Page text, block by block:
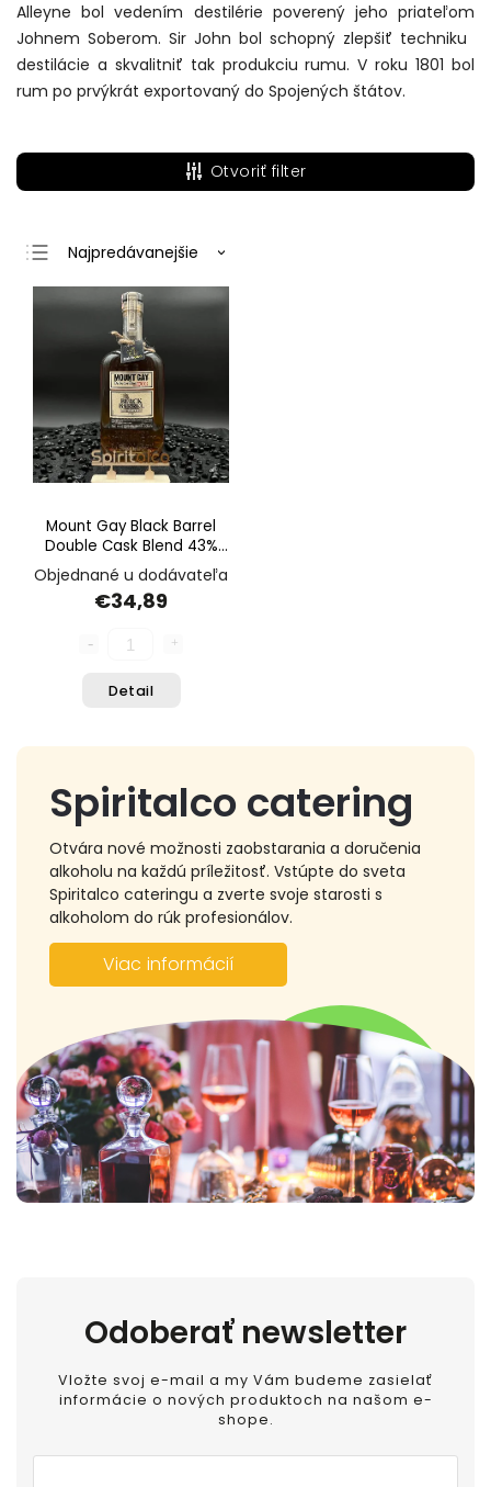
Alleyne bol vedením destilérie poverený jeho priateľom
Johnem Soberom. Sir John bol schopný zlepšiť techniku ​​
destilácie a skvalitniť tak produkciu rumu. V roku 1801 bol
rum po prvýkrát exportovaný do Spojených štátov.
Otvoriť filter
Najpredávanejšie
Najlacnejšie
Najdrahšie
Abecedne
Mount Gay Black Barrel
Double Cask Blend 43%
Objednané u dodávateľa
€34,89
Detail
Spiritalco catering
Otvára nové možnosti zaobstarania a doručenia
alkoholu na každú príležitosť. Vstúpte do sveta
Spiritalco cateringu a zverte svoje starosti s
alkoholom do rúk profesionálov.
Viac informácií
Odoberať newsletter
Vložte svoj e-mail a my Vám budeme zasielať
informácie o nových produktoch na našom e-
shope.